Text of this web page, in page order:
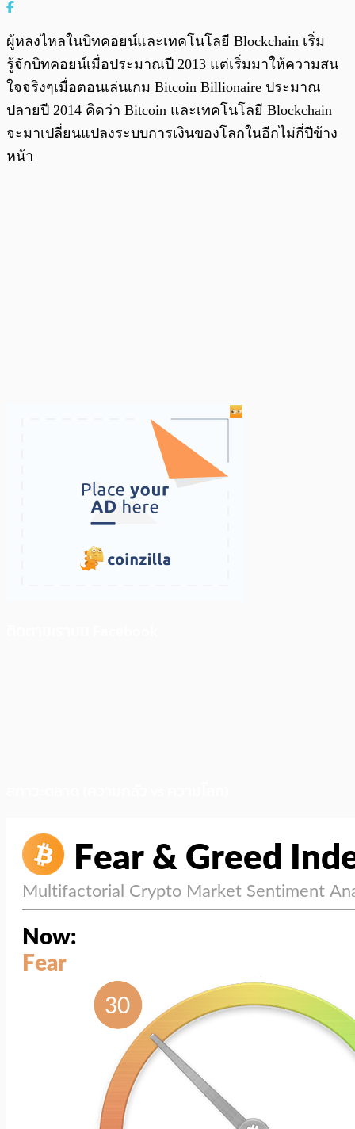
ผู้หลงไหลในบิทคอยน์และเทคโนโลยี Blockchain เริ่ม
รู้จักบิทคอยน์เมื่อประมาณปี 2013 แต่เริ่มมาให้ความสน
ใจจริงๆเมื่อตอนเล่นเกม Bitcoin Billionaire ประมาณ
ปลายปี 2014 คิดว่า Bitcoin และเทคโนโลยี Blockchain
จะมาเปลี่ยนแปลงระบบการเงินของโลกในอีกไม่กี่ปีข้าง
หน้า